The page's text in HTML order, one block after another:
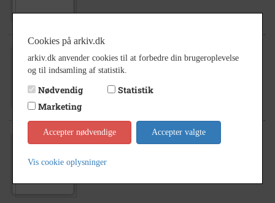
1929
Ubby Friskole - 5 billeder - heraf vist 4
Cookies på arkiv.dk
arkiv.dk anvender cookies til at forbedre din brugeroplevelse
og til indsamling af statistik.
Nødvendig
Statistik
Marketing
Accepter nødvendige Accepter valgte
Vis cookie oplysninger